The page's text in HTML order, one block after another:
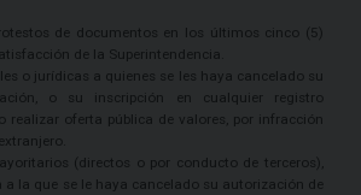
de documentos en los últimos cinco (5)
de la Superintendencia.
o jurídicas a quienes se les haya cancelado su
o su inscripción en cualquier registro
realizar oferta pública de valores, por infracción
(directos o por conducto de terceros),
la que se le haya cancelado su autorización de